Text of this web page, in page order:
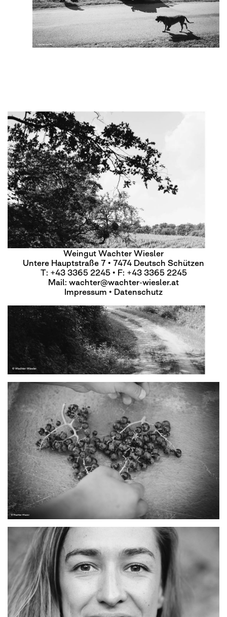
Weingut Wachter Wiesler
Untere Hauptstraße 7 • 7474 Deutsch Schützen
T: +43 3365 2245 • F: +43 3365 2245
Mail: wachter@wachter-wiesler.at
Impressum • Datenschutz